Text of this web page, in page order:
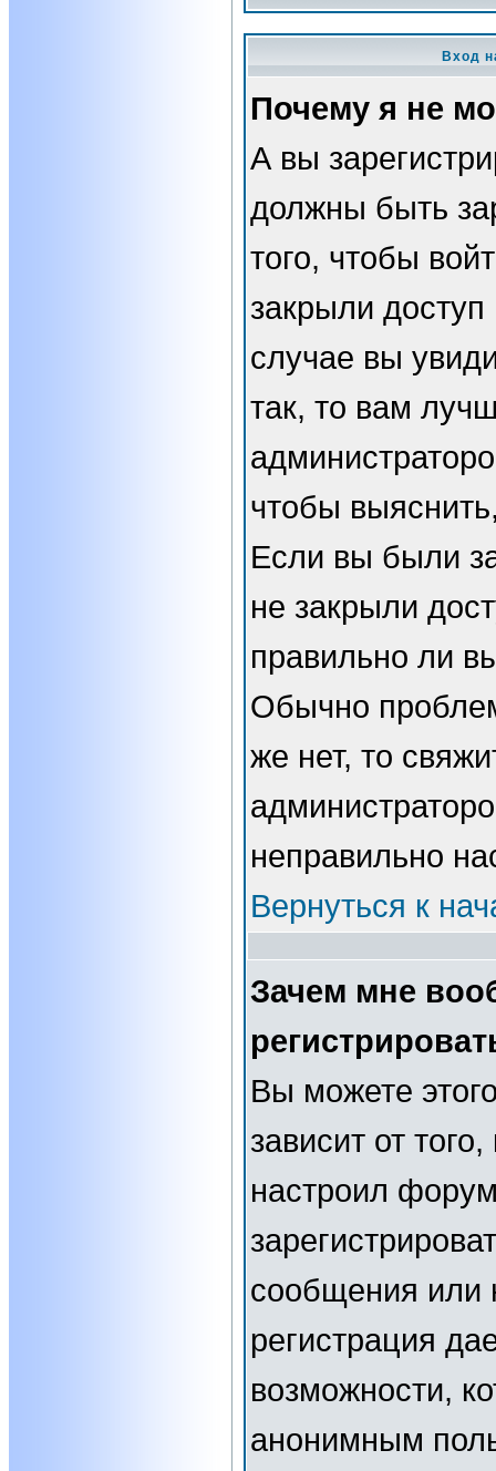
Вход
Почему я не
А вы
должны быть
того, чтобы
закрыли
случае вы
так, то вам
чтобы
Если вы были
не закрыли
правильно ли
Обычно
же нет, то
неправильно
Вернуться к
Зачем мне
Вы можете
зависит от
настроил
сообщения или
регистрация
возможности,
анонимным